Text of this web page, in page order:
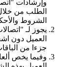
وإرشادات
الشروط
يجوز لـ
العميل دون
جزءا من
وفيما يخص